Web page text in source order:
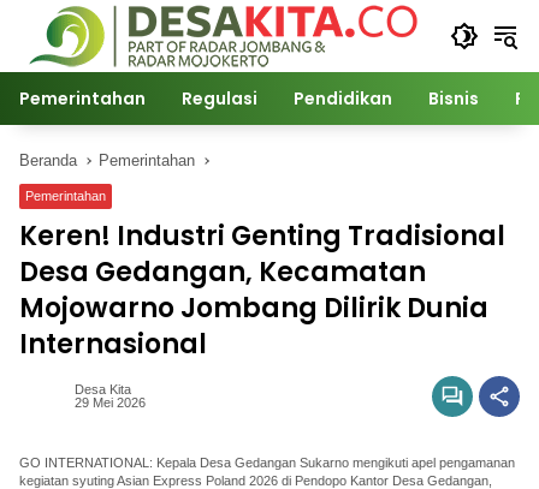
Langsung
konten
Pemerintahan Regulasi Pendidikan Bisnis
Beranda Pemerintahan
Pemerintahan
Keren! Industri Genting Tradisional
Desa Gedangan, Kecamatan
Mojowarno Jombang Dilirik Dunia
Internasional
Desa Kita
29 Mei 2026
GO INTERNATIONAL: Kepala Desa Gedangan Sukarno mengikuti apel pengamanan
kegiatan syuting Asian Express Poland 2026 di Pendopo Kantor Desa Gedangan,